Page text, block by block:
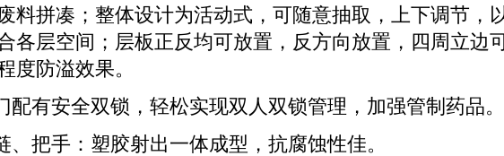
料拼凑；整体设计为活动式，可随意抽取，上下调节，
各层空间；层板正反均可放置，反方向放置，四周立边
度防溢效果。
配有安全双锁，轻松实现双人双锁管理，加强管制药品。
、把手：塑胶射出一体成型，抗腐蚀性佳。